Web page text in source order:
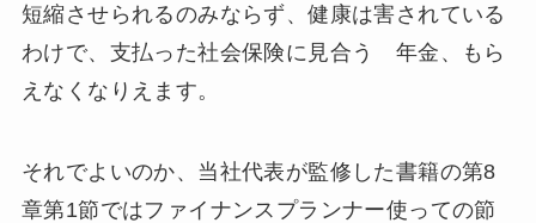
短縮させられるのみならず、健康は害されている
わけで、支払った社会保険に見合う 年金、もら
えなくなりえます。
それでよいのか、当社代表が監修した書籍の第8
章第1節ではファイナンスプランナー使っての節